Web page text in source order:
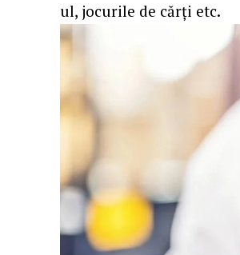
ul, jocurile de cărți etc.